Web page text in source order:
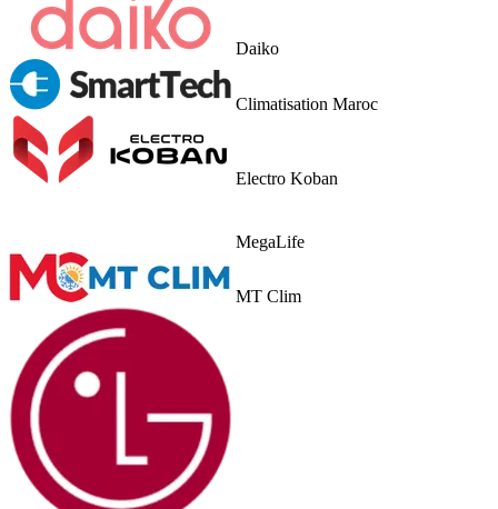
Daiko
Climatisation Maroc
Electro Koban
MegaLife
MT Clim